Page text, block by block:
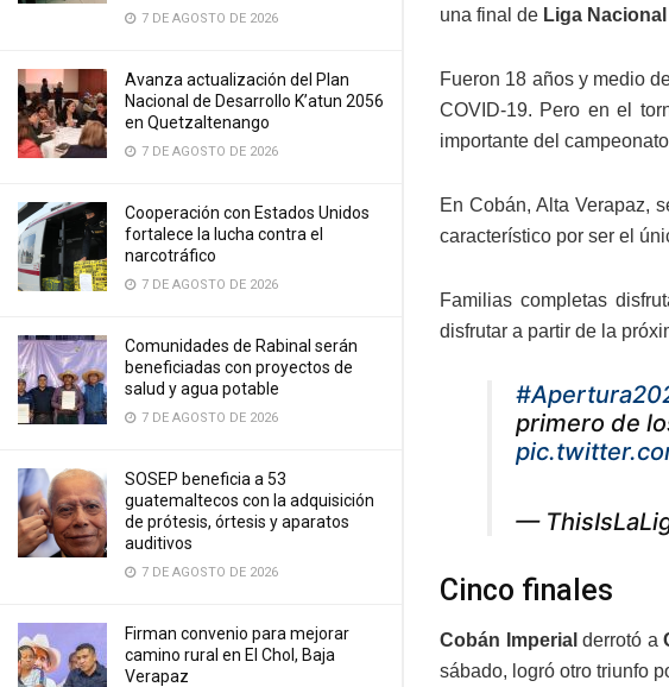
7 DE AGOSTO DE 2026
Avanza actualización del Plan
Nacional de Desarrollo K’atun 2056
en Quetzaltenango
7 DE AGOSTO DE 2026
Cooperación con Estados Unidos
fortalece la lucha contra el
narcotráfico
7 DE AGOSTO DE 2026
Comunidades de Rabinal serán
beneficiadas con proyectos de
salud y agua potable
7 DE AGOSTO DE 2026
SOSEP beneficia a 53
guatemaltecos con la adquisición
de prótesis, órtesis y aparatos
auditivos
7 DE AGOSTO DE 2026
Firman convenio para mejorar
camino rural en El Chol, Baja
Verapaz
una final de Liga Nacional
Fueron 18 años y medio
COVID-19. Pero en el
importante del
En Cobán, Alta Verapaz,
característico por ser el
Familias completas
disfrutar a partir de la
primero de
—
Cinco finales
Cobán Imperial derrotó a
sábado, logró otro triunfo